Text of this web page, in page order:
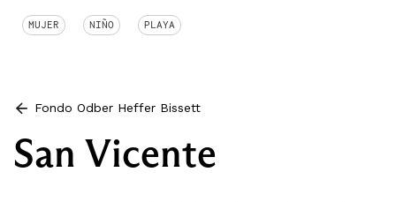
MUJER NIÑO PLAYA
Fondo Odber Heffer Bissett
San Vicente